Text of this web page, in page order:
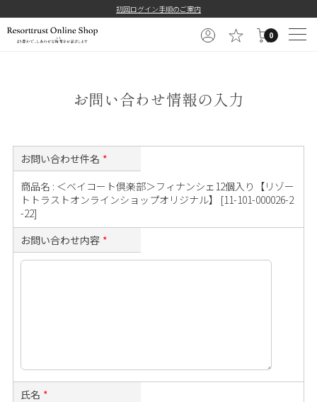
==============================================
初回ログイン手順のご案内
0
お問い合わせ情報の入力
お問い合わせ件名 *
商品名 : ＜ベイコート倶楽部＞フィナンシェ12個入り【リゾー
トトラストオンラインショップオリジナル】 [11-101-000026-2
-22]
お問い合わせ内容 *
氏名 *